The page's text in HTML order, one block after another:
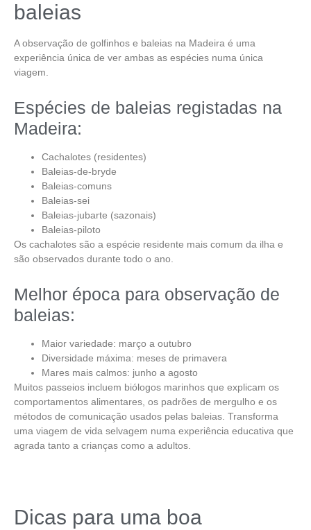
baleias
Aobservação de golfinhos e baleias na Madeira é uma
experiência única de ver ambas as espécies numa única
viagem.
Espécies de baleias registadas na
Madeira:
Cachalotes (residentes)
Baleias-de-bryde
Baleias-comuns
Baleias-sei
Baleias-jubarte (sazonais)
Baleias-piloto
Os cachalotes são a espécie residente mais comum da ilha e
são observados durante todo o ano.
Melhor época para observação de
baleias:
Maior variedade: março a outubro
Diversidade máxima: meses de primavera
Mares mais calmos: junho a agosto
Muitos passeios incluem biólogos marinhos que explicam os
comportamentos alimentares , os padrões de mergulho e os
métodos de comunicação usados pelas baleias. Transforma
uma viagem de vida selvagem numa experiência educativa que
agrada tanto a crianças como a adultos.
Dicas para uma boa